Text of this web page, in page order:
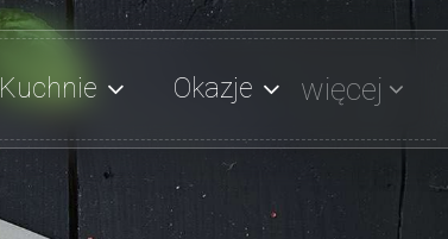
Kuchnie Okazje więcej